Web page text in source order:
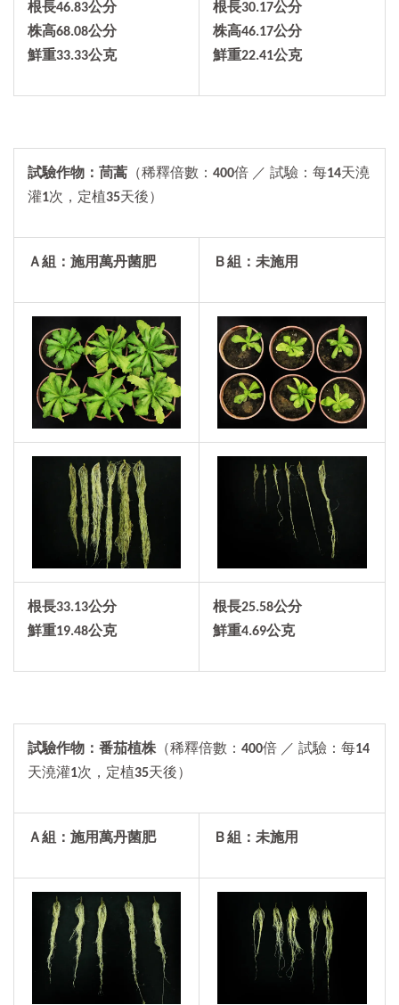
根長46.83公分
株高68.08公分
鮮重33.33公克
根長30.17公分
株高46.17公分
鮮重22.41公克
試驗作物：茼蒿 （稀釋倍數： 400倍 ／ 試驗：每14天澆
灌1次，定植35天後）
Ａ組：施用萬丹菌肥 Ｂ組：未施用
根長33.13公分
鮮重19.48公克
根長25.58公分
鮮重4.69公克
試驗作物：番茄植株（稀釋倍數： 400倍 ／ 試驗：每14
天澆灌1次，定植35天後）
Ａ組：施用萬丹菌肥 Ｂ組：未施用